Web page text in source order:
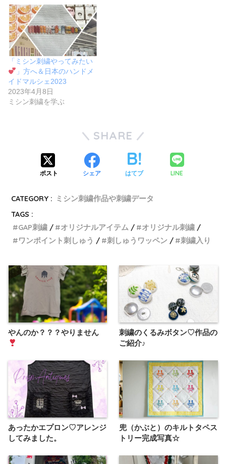
「ミシン刺繍やってみたい
」方へ＆日本のハンドメ
イドマルシェ2023
2023年4月8日
ミシン刺繍を学ぶ
SHARE
ポスト シェア はてブ LINE
CATEGORY : ミシン刺繍作品や刺繍データ
TAGS :
GAP刺繍
オリジナルアイテム
オリジナル刺繍
ワンポイント刺しゅう
刺しゅうワッペン 刺繍入り
やんのか？？？やりません
刺繍のくるみボタン♡作品の
ご紹介♪
あったかエプロン♡アレンジ
してみました。
兜（かぶと）のキルトタペス
トリー完成写真☆